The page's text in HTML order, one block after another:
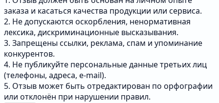
заказа и касаться качества продукции или сервиса.
2. Не допускаются оскорбления, ненормативная
лексика, дискриминационные высказывания.
3. Запрещены ссылки, реклама, спам и упоминание
конкурентов.
4. Не публикуйте персональные данные третьих лиц
(телефоны, адреса, e-mail).
5. Отзыв может быть отредактирован по орфографии
или отклонён при нарушении правил.